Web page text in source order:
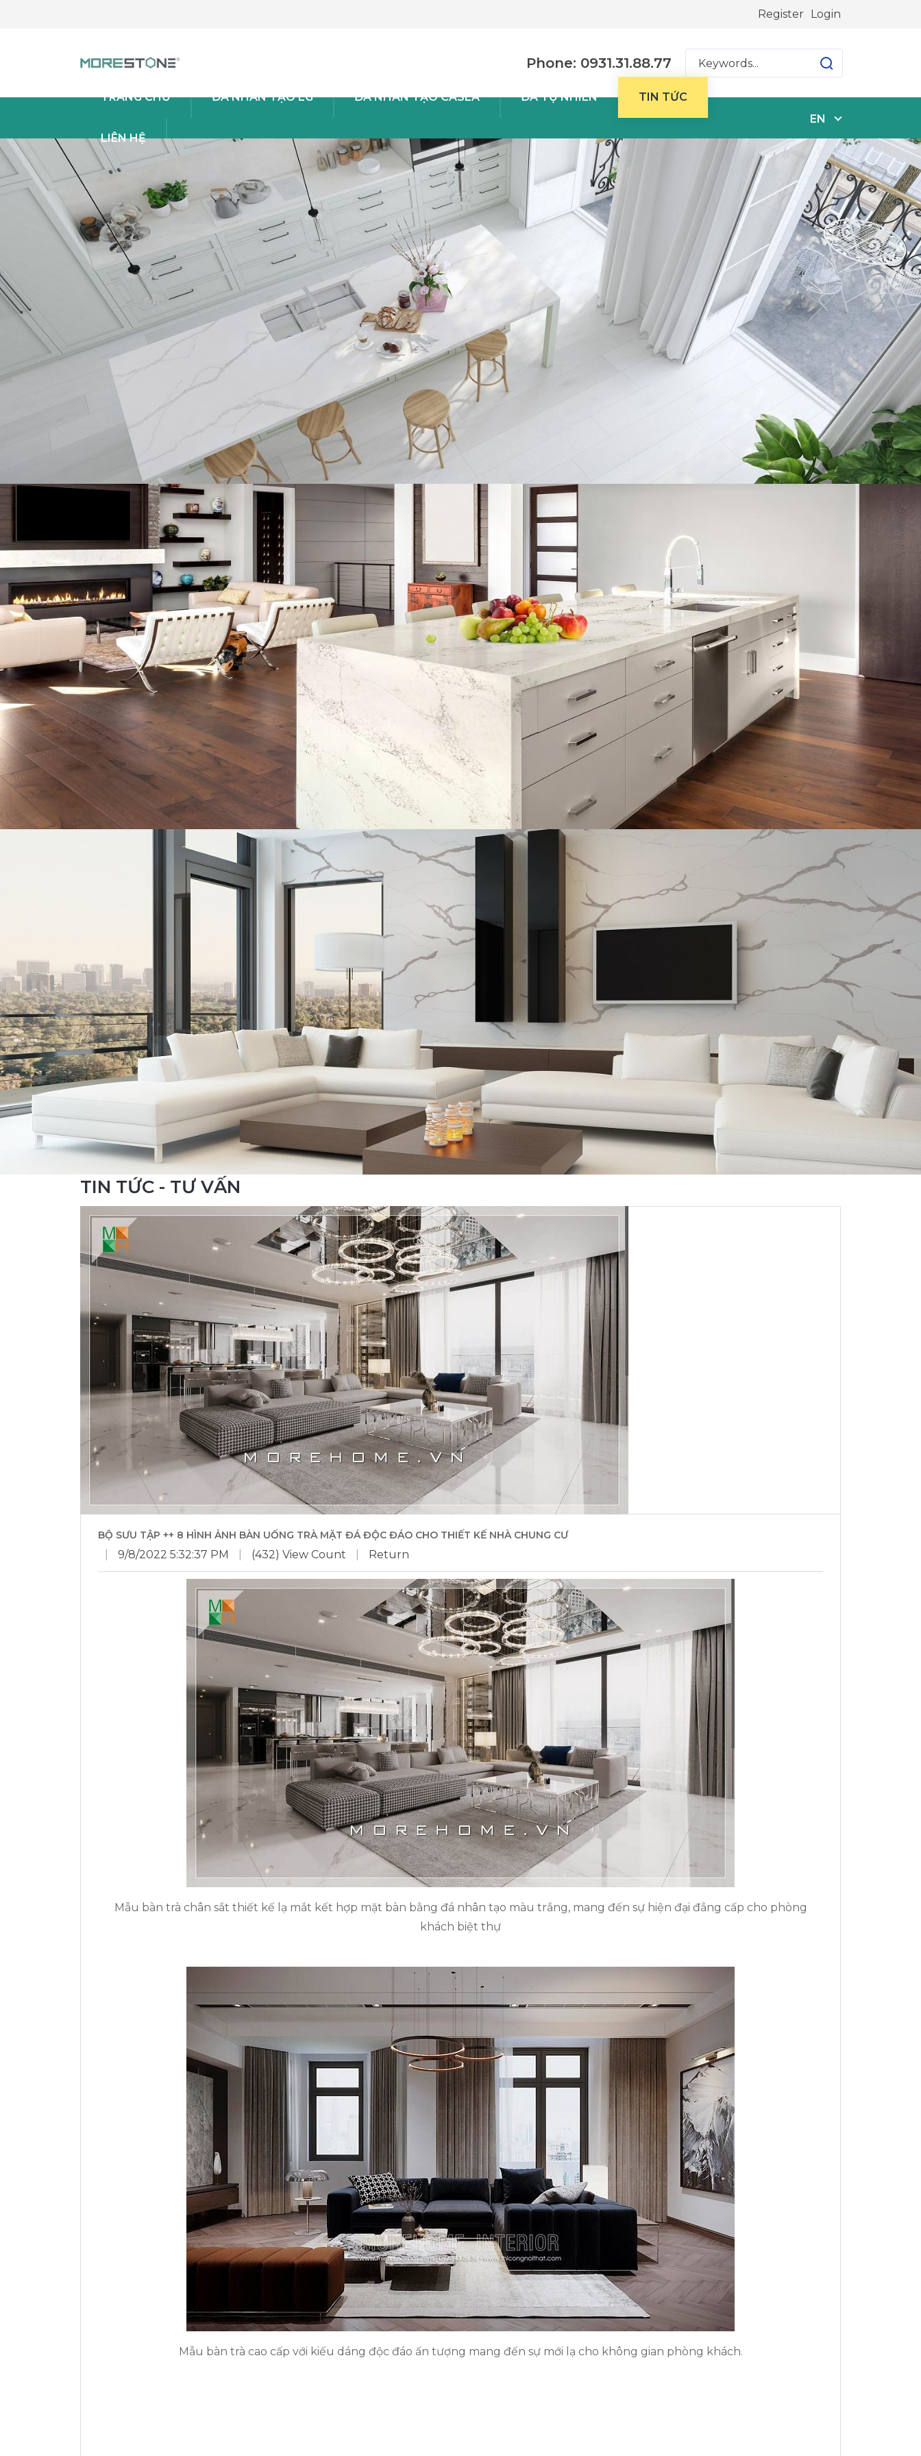
Register Login
Phone: 0931.31.88.77
TRANG CHỦ ĐÁ NHÂN TẠO LG ĐÁ NHÂN TẠO CASLA ĐÁ TỰ NHIÊN TIN TỨC
LIÊN HỆ
EN
TIN TỨC - TƯ VẤN
BỘ SƯU TẬP ++ 8 HÌNH ẢNH BÀN UỐNG TRÀ MẶT ĐÁ ĐỘC ĐÁO CHO THIẾT KẾ NHÀ CHUNG CƯ
9/8/2022 5:32:37 PM (432) View Count Return
Mẫu bàn trà chân sắt thiết kế lạ mắt kết hợp mặt bàn bằng đá nhân tạo màu trắng, mang đến sự hiện đại đẳng cấp cho phòng
khách biệt thự
Mẫu bàn trà cao cấp với kiếu dáng độc đáo ấn tượng mang đến sự mới lạ cho không gian phòng khách.